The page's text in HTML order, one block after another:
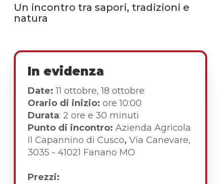
Un incontro tra sapori, tradizioni e
natura
In evidenza
Date:11 ottobre, 18 ottobre
Orario di inizio: ore 10:00
Durata: 2 ore e 30 minuti
Punto di incontro: Azienda Agricola
Il Capannino di Cusco, Via Canevare,
3035 - 41021 Fanano MO
Prezzi: